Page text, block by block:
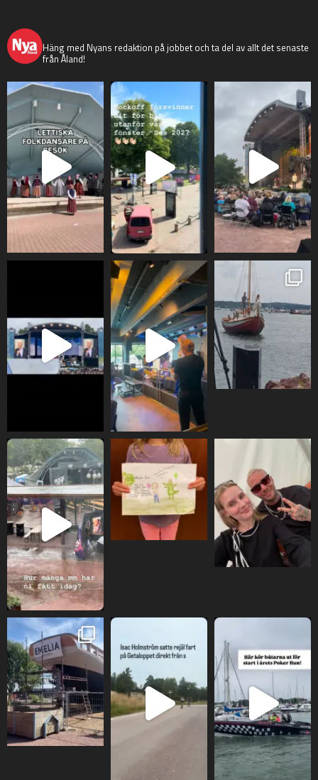
Häng med Nyans redaktion på jobbet och ta del av allt det senaste
från Åland!